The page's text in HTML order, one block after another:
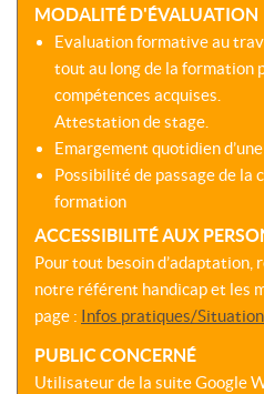
NATIONAL
MODALITÉ D'ÉVALUATION
Evaluation formative au
tout au long de la formation
compétences acquises.
Attestation de stage.
Emargement quotidien
Possibilité de passage de la
formation
ACCESSIBILITÉ AUX
Pour tout besoin
notre référent handicap et les
page : Infos pratiques/
PUBLIC CONCERNÉ
Utilisateur de la suite Google